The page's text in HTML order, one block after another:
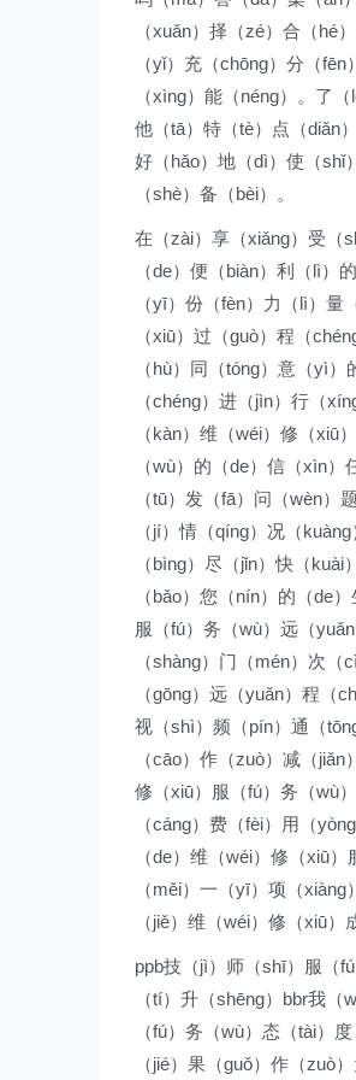
（xuǎn）择（zé）合（hé
（yǐ）充（chōng）分（
（xìng）能（néng）。了
他（tā）特（tè）点（diǎn
好（hǎo）地（dì）使（shǐ
（shè）备（bèi）。
在（zài）享（xiǎng）受（
（de）便（biàn）利（lì）
（yī）份（fèn）力（lì）
（xiū）过（guò）程（
（hù）同（tóng）意（yì
（chéng）进（jìn）行（
（kàn）维（wéi）修（xiū
（wù）的（de）信（xìn
（tū）发（fā）问（wèn）
（jí）情（qíng）况（
（bìng）尽（jǐn）快（
（bǎo）您（nín）的（de
服（fú）务（wù）远（
（shàng）门（mén）次
（gōng）远（yuǎn）程（
视（shì）频（pín）通（
（cāo）作（zuò）减（
修（xiū）服（fú）务（wù
（cáng）费（fèi）用（
（de）维（wéi）修（xiū
（měi）一（yī）项（
（jiě）维（wéi）修（xiū
ppb技（jì）师（shī）服（
（tí）升（shēng）bbr我
（fú）务（wù）态（tài）
（jié）果（guǒ）作（zuò